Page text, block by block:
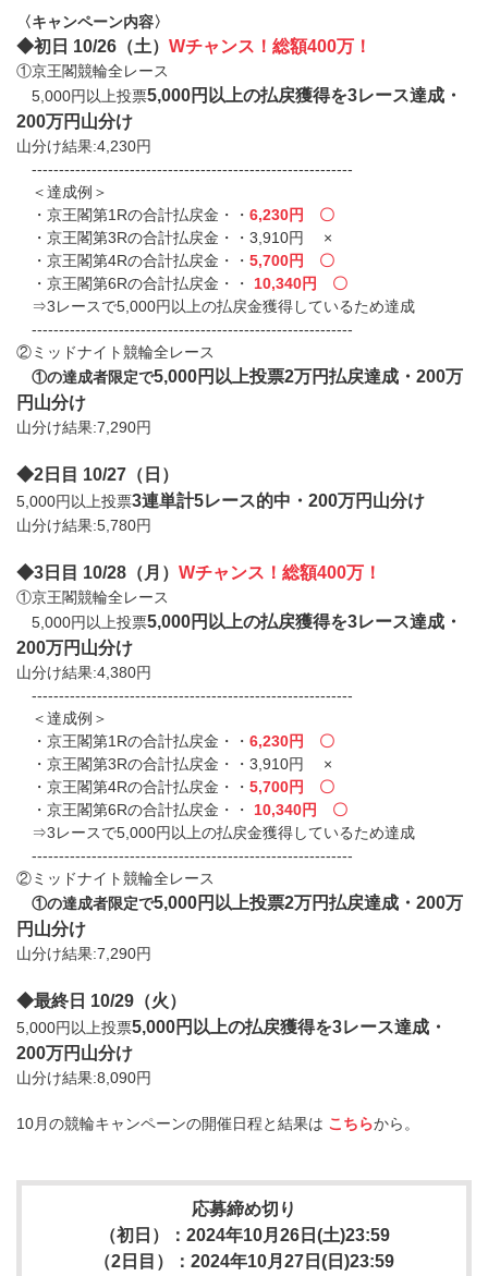
〈キャンペーン内容〉
◆初日 10/26（土） Wチャンス！総額400万！
①京王閣競輪全レース
5,000円以上投票5,000円以上の払戻獲得を3レース達成・
200万円山分け
山分け結果:4,230円
-----------------------------------------------------------
＜達成例＞
・京王閣第1Rの合計払戻金・・ 6,230円 〇
・京王閣第3Rの合計払戻金・・3,910円 ×
・京王閣第4Rの合計払戻金・・ 5,700円 〇
・京王閣第6Rの合計払戻金・・ 10,340円 〇
⇒3レースで5,000円以上の払戻金獲得しているため達成
-----------------------------------------------------------
②ミッドナイト競輪全レース
①の達成者限定で5,000円以上投票2万円払戻達成・200万
円山分け
山分け結果:7,290円
◆2日目 10/27（日）
5,000円以上投票3連単計5レース的中・200万円山分け
山分け結果:5,780円
◆3日目 10/28（月） Wチャンス！総額400万！
①京王閣競輪全レース
5,000円以上投票5,000円以上の払戻獲得を3レース達成・
200万円山分け
山分け結果:4,380円
-----------------------------------------------------------
＜達成例＞
・京王閣第1Rの合計払戻金・・ 6,230円 〇
・京王閣第3Rの合計払戻金・・3,910円 ×
・京王閣第4Rの合計払戻金・・ 5,700円 〇
・京王閣第6Rの合計払戻金・・ 10,340円 〇
⇒3レースで5,000円以上の払戻金獲得しているため達成
-----------------------------------------------------------
②ミッドナイト競輪全レース
①の達成者限定で5,000円以上投票2万円払戻達成・200万
円山分け
山分け結果:7,290円
◆最終日 10/29（火）
5,000円以上投票5,000円以上の払戻獲得を3レース達成・
200万円山分け
山分け結果:8,090円
10月の競輪キャンペーンの開催日程と結果は こちらから。
応募締め切り
（初日）：2024年10月26日(土)23:59
（2日目）：2024年10月27日(日)23:59